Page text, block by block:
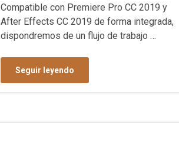
Compatible con Premiere Pro CC 2019 y
After Effects CC 2019 de forma integrada,
dispondremos de un flujo de trabajo …
Seguir leyendo